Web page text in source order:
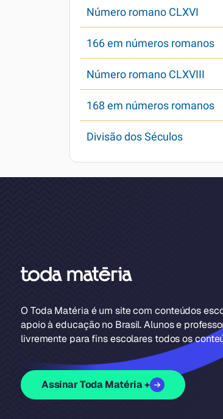
Número romano CLXVI
166 em números romanos
Número romano CLXVIII
168 em números romanos
Divisão dos Séculos
O Toda Matéria é um site com conteúdos
apoio à educação no Brasil. Alunos e
livremente para fins escolares todos os
Assinar Toda Matéria +